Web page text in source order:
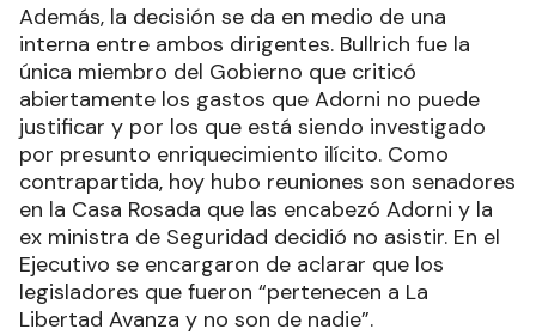
Además, la decisión se da en medio de una
interna entre ambos dirigentes. Bullrich fue la
única miembro del Gobierno que criticó
abiertamente los gastos que Adorni no puede
justificar y por los que está siendo investigado
por presunto enriquecimiento ilícito. Como
contrapartida, hoy hubo reuniones son senadores
en la Casa Rosada que las encabezó Adorni y la
ex ministra de Seguridad decidió no asistir. En el
Ejecutivo se encargaron de aclarar que los
legisladores que fueron “pertenecen a La
Libertad Avanza y no son de nadie”.